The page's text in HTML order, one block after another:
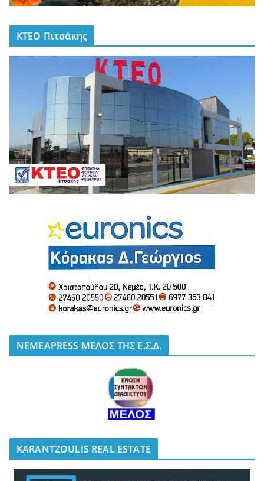
ΚΤΕΟ Πιτσάκης
NEMEAPRESS ΜΕΛΟΣ ΤΗΣ Ε.Σ.Δ.
KARANTZOULIS REAL ESTATE